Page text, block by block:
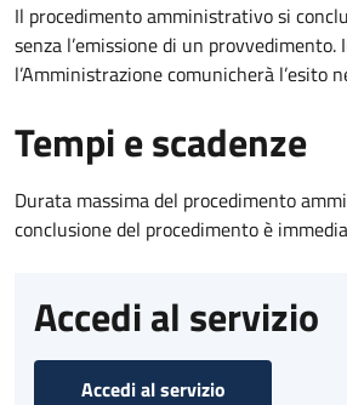
Il procedimento amministrativo si
senza l’emissione di un provvedimento.
l’Amministrazione comunicherà l’esito
Tempi e scadenze
Durata massima del procedimento
conclusione del procedimento è
Accedi al servizio
Accedi al servizio